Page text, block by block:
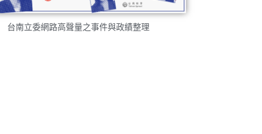
台南立委網路高聲量之事件與政績整理